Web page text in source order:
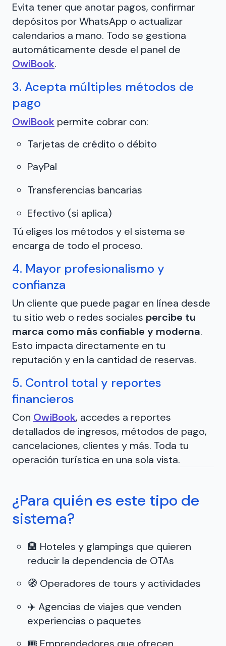
Evita tener que anotar pagos, confirmar
depósitos por WhatsApp o actualizar
calendarios a mano. Todo se gestiona
automáticamente desde el panel de
OwiBook.
3. Acepta múltiples métodos de
pago
OwiBook permite cobrar con:
Tarjetas de crédito o débito
PayPal
Transferencias bancarias
Efectivo (si aplica)
Tú eliges los métodos y el sistema se
encarga de todo el proceso.
4. Mayor profesionalismo y
confianza
Un cliente que puede pagar en línea desde
tu sitio web o redes sociales percibe tu
marca como más confiable y moderna.
Esto impacta directamente en tu
reputación y en la cantidad de reservas.
5. Control total y reportes
financieros
Con OwiBook, accedes a reportes
detallados de ingresos, métodos de pago,
cancelaciones, clientes y más. Toda tu
operación turística en una sola vista.
¿Para quién es este tipo de
sistema?
🏨 Hoteles y glampings que quieren
reducir la dependencia de OTAs
🧭 Operadores de tours y actividades
✈️ Agencias de viajes que venden
experiencias o paquetes